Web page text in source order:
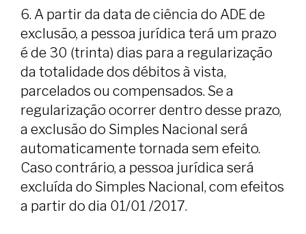
6. A partir da data de ciência do ADE de
exclusão, a pessoa jurídica terá um prazo
é de 30 (trinta) dias para a regularização
da totalidade dos débitos à vista,
parcelados ou compensados. Se a
regularização ocorrer dentro desse prazo,
a exclusão do Simples Nacional será
automaticamente tornada sem efeito.
Caso contrário, a pessoa jurídica será
excluída do Simples Nacional, com efeitos
a partir do dia 01/01 /2017.